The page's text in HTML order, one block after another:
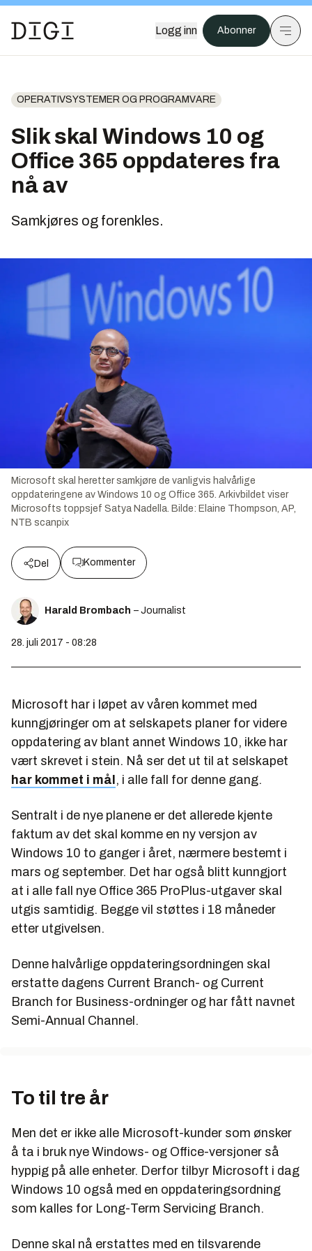
Logg inn Abonner
OPERATIVSYSTEMER OG PROGRAMVARE
Slik skal Windows 10 og
Office 365 oppdateres fra
nå av
Samkjøres og forenkles.
Microsoft skal heretter samkjøre de vanligvis halvårlige
oppdateringene av Windows 10 og Office 365. Arkivbildet viser
Microsofts toppsjef Satya Nadella. Bilde: Elaine Thompson, AP,
NTB scanpix
Del Kommenter
Harald Brombach – Journalist
28. juli 2017 - 08:28
Microsoft har i løpet av våren kommet med
kunngjøringer om at selskapets planer for videre
oppdatering av blant annet Windows 10, ikke har
vært skrevet i stein. Nå ser det ut til at selskapet
har kommet i mål, i alle fall for denne gang.
Sentralt i de nye planene er det allerede kjente
faktum av det skal komme en ny versjon av
Windows 10 to ganger i året, nærmere bestemt i
mars og september. Det har også blitt kunngjort
at i alle fall nye Office 365 ProPlus-utgaver skal
utgis samtidig. Begge vil støttes i 18 måneder
etter utgivelsen.
Denne halvårlige oppdateringsordningen skal
erstatte dagens Current Branch- og Current
Branch for Business-ordninger og har fått navnet
Semi-Annual Channel.
To til tre år
Men det er ikke alle Microsoft-kunder som ønsker
å ta i bruk nye Windows- og Office-versjoner så
hyppig på alle enheter. Derfor tilbyr Microsoft i dag
Windows 10 også med en oppdateringsordning
som kalles for Long-Term Servicing Branch.
Denne skal nå erstattes med en tilsvarende